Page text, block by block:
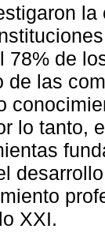
78% de
de las
lo tanto,
XXI.